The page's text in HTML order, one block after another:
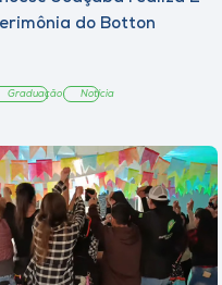
do Botton
Graduação Notícia